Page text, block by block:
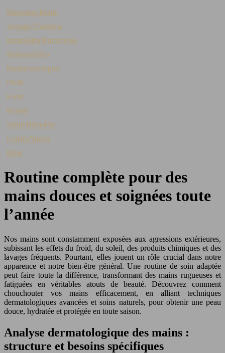
Shopping/Mode
Voyage/Tourisme
Immobilier/Patrimoine
Maison/Déco
Business/Emploi
Droit
Food
Beauté
Santé/Bien-être
Loisirs/Sports
Blog
Routine complète pour des
mains douces et soignées toute
l’année
Nos mains sont constamment exposées aux agressions extérieures,
subissant les effets du froid, du soleil, des produits chimiques et des
lavages fréquents. Pourtant, elles jouent un rôle crucial dans notre
apparence et notre bien-être général. Une routine de soin adaptée
peut faire toute la différence, transformant des mains rugueuses et
fatiguées en véritables atouts de beauté. Découvrez comment
chouchouter vos mains efficacement, en alliant techniques
dermatologiques avancées et soins naturels, pour obtenir une peau
douce, hydratée et protégée en toute saison.
Analyse dermatologique des mains :
structure et besoins spécifiques